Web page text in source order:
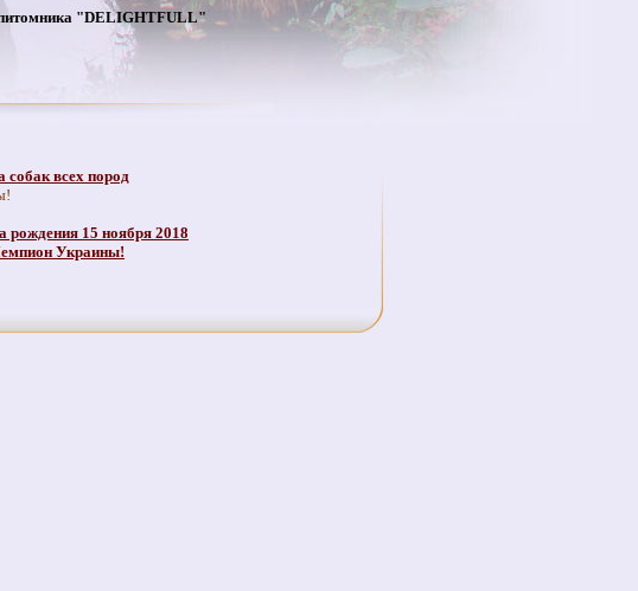
"DELIGHTFULL"
всех пород
15 ноября 2018
Украины!